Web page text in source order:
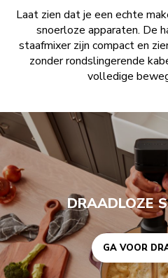
Laat zien dat je een echte
snoerloze apparaten. De
staafmixer zijn compact en
zonder rondslingerende
volledige
DRAADLOZE
GA VOOR
GA VOOR DRAADLOOS